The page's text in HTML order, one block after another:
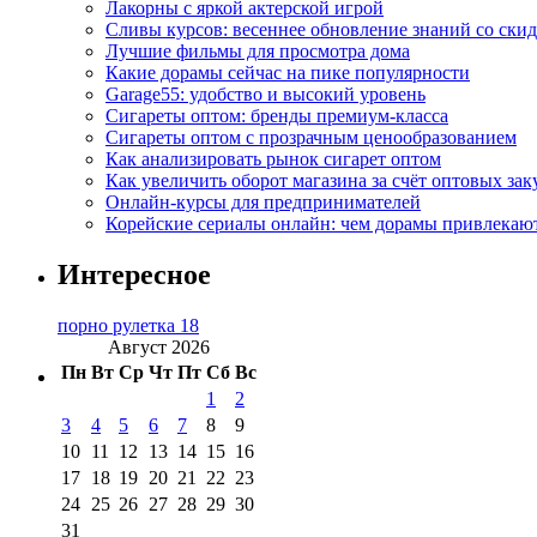
Лакорны с яркой актерской игрой
Сливы курсов: весеннее обновление знаний со
Лучшие фильмы для просмотра дома
Какие дорамы сейчас на пике популярности
Garage55: удобство и высокий уровень
Сигареты оптом: бренды премиум-класса
Сигареты оптом с прозрачным ценообразованием
Как анализировать рынок сигарет оптом
Как увеличить оборот магазина за счёт оптовых
Онлайн-курсы для предпринимателей
Корейские сериалы онлайн: чем дорамы
Интересное
порно рулетка 18
Август 2026
Пн Вт Ср Чт Пт Сб Вс
1
2
3
4 5 6 7 8
9
10 11 12 13 14 15 16
17 18 19 20 21 22 23
24 25 26 27 28 29 30
31